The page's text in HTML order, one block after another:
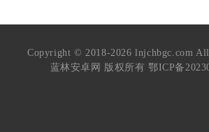
Copyright © 2018-2026 lnjchbgc.com All
蓝林安卓网 版权所有鄂ICP备